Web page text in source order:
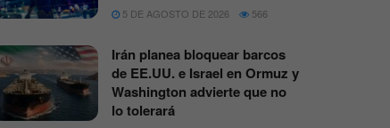
5 DE AGOSTO DE 2026 566
Irán planea bloquear barcos
de EE.UU. e Israel en Ormuz y
Washington advierte que no
lo tolerará